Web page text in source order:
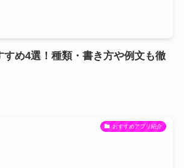
すめ4選！種類・書き方や例文も徹
おすすめアプリ紹介